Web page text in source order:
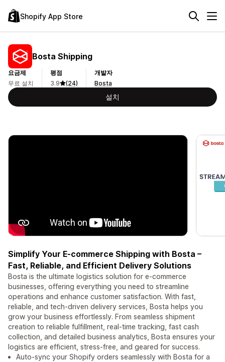
Shopify App Store
Bosta Shipping
요금제
무료 설치
평점
3.9
(24)
개발자
Bosta
설치
Simplify Your E-commerce Shipping with Bosta –
Fast, Reliable, and Efficient Delivery Solutions
Bosta is the ultimate logistics solution for e-commerce
businesses, offering everything you need to streamline
operations and enhance customer satisfaction. With fast,
reliable, and tech-driven delivery services, Bosta helps you
grow your business effortlessly. From seamless shipment
creation to reliable fulfillment, real-time tracking, fast cash
collection, and detailed business analytics, Bosta ensures your
logistics are efficient, stress-free, and geared for success.
Auto-sync your Shopify orders seamlessly with Bosta for a